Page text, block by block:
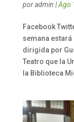
poradmin |Ago
Facebook
semana estará
dirigida por
Teatro que la
la Biblioteca